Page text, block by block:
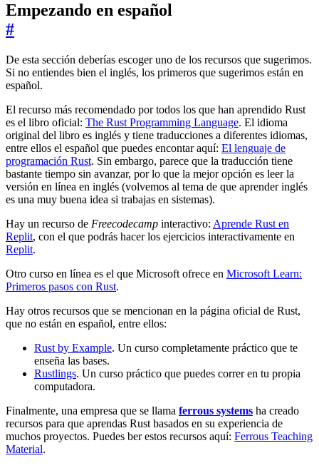
Empezando en español
#
De esta sección deberías escoger uno de los recursos que sugerimos.
Si no entiendes bien el inglés, los primeros que sugerimos están en
español.
El recurso más recomendado por todos los que han aprendido Rust
es el libro oficial: The Rust Programming Language. El idioma
original del libro es inglés y tiene traducciones a diferentes idiomas,
entre ellos el español que puedes encontar aquí: El lenguaje de
programación Rust. Sin embargo, parece que la traducción tiene
bastante tiempo sin avanzar, por lo que la mejor opción es leer la
versión en línea en inglés (volvemos al tema de que aprender inglés
es una muy buena idea si trabajas en sistemas).
Hay un recurso de Freecodecamp interactivo: Aprende Rust en
Replit, con el que podrás hacer los ejercicios interactivamente en
Replit.
Otro curso en línea es el que Microsoft ofrece en Microsoft Learn:
Primeros pasos con Rust.
Hay otros recursos que se mencionan en la página oficial de Rust,
que no están en español, entre ellos:
Rust by Example. Un curso completamente práctico que te
enseña las bases.
Rustlings. Un curso práctico que puedes correr en tu propia
computadora.
Finalmente, una empresa que se llama ferrous systems ha creado
recursos para que aprendas Rust basados en su experiencia de
muchos proyectos. Puedes ber estos recursos aquí: Ferrous Teaching
Material.